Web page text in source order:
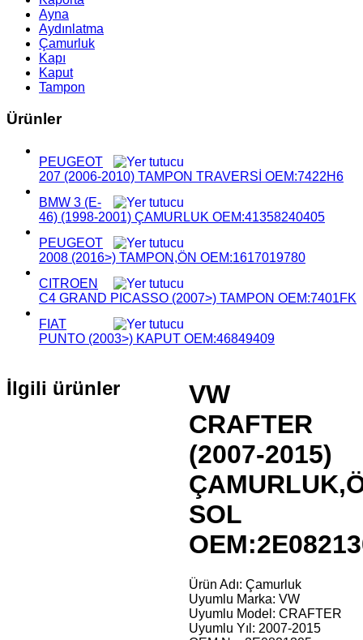
Ayna
Aydınlatma
Çamurluk
Kapı
Kaput
Tampon
Ürünler
PEUGEOT
207 (2006-2010) TAMPON TRAVERSİ OEM:7422H6
BMW 3 (E-
46) (1998-2001) ÇAMURLUK OEM:41358240405
PEUGEOT
2008 (2016>) TAMPON,ÖN OEM:1617019780
CITROEN
C4 GRAND PICASSO (2007>) TAMPON OEM:7401FK
FIAT
PUNTO (2003>) KAPUT OEM:46849409
VW
CRAFTER
(2007-2015)
SOL
Ürün Adı: Çamurluk
Uyumlu Marka: VW
Uyumlu Model: CRAFTER
Uyumlu Yıl: 2007-2015
İlgili ürünler